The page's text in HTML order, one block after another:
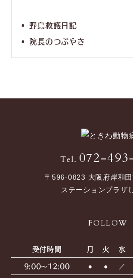
野鳥救護日記
院長のつぶやき
Tel. 072-
〒596-0823 大阪府岸和
ステーションプラザ
FOLLOW
受付時間 月 火 水
9:00〜12:00 ● ● ／